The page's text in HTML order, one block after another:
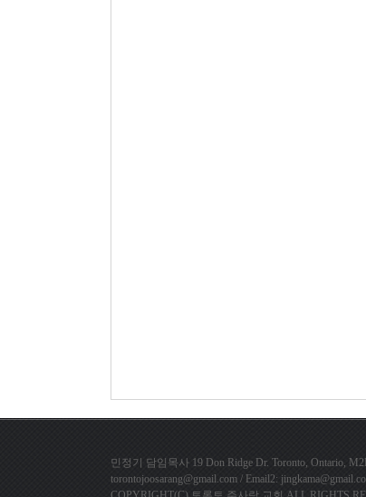
민정기 담임목사 19 Don Ridge Dr. Toronto, Ontario,
torontojoosarang@gmail.com / Email2: